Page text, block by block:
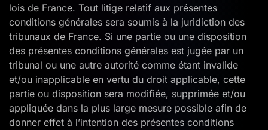
lois de France. Tout litige relatif aux présentes
conditions générales sera soumis à la juridiction des
tribunaux de France. Si une partie ou une disposition
des présentes conditions générales est jugée par un
tribunal ou une autre autorité comme étant invalide
et/ou inapplicable en vertu du droit applicable, cette
partie ou disposition sera modifiée, supprimée et/ou
appliquée dans la plus large mesure possible afin de
donner effet à l’intention des présentes conditions